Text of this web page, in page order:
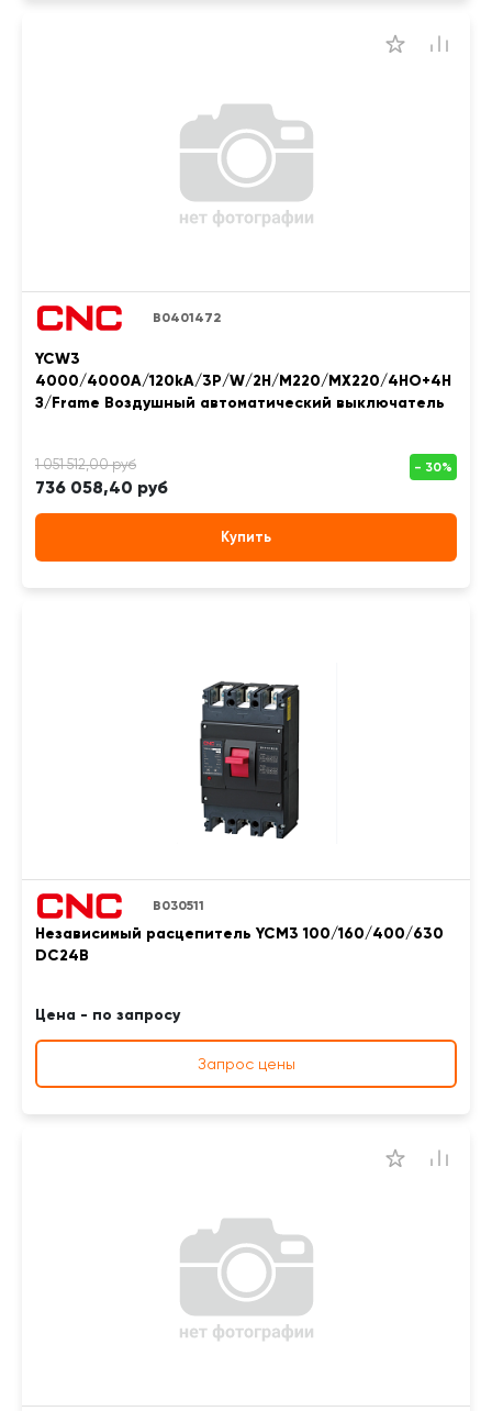
B0401472
YCW3
4000/4000A/120kA/3P/W/2H/M220/MX220/4НО+4Н
З/Frame Воздушный автоматический выключатель
736 058,40 руб
Купить
B030511
Независимый расцепитель YCM3 100/160/400/630
DC24В
Цена - по запросу
Запрос цены